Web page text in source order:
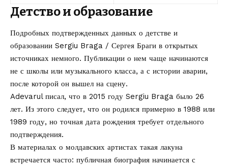
Детство и образование
Подробных подтвержденных данных о детстве и
образовании Sergiu Braga / Сергея Браги в открытых
источниках немного. Публикации о нем чаще начинаются
не с школы или музыкального класса, а с истории аварии,
после которой он вышел на сцену.
Adevarul писал, что в 2015 году Sergiu Braga было 26
лет. Из этого следует, что он родился примерно в 1988 или
1989 году, но точная дата рождения требует отдельного
подтверждения.
В материалах о молдавских артистах такая лакуна
встречается часто: публичная биография начинается с